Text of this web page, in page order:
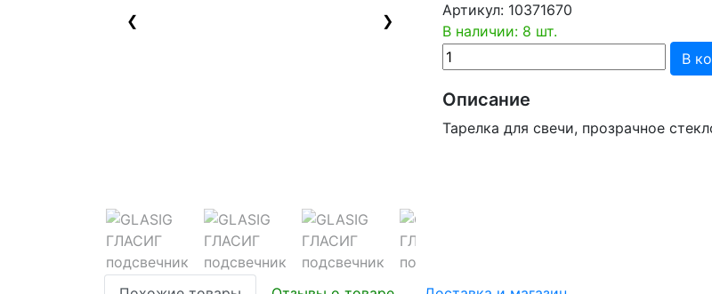
❮ ❯
Артикул: 10371670
В наличии: 8 шт.
В
Описание
Тарелка для свечи, прозрачное